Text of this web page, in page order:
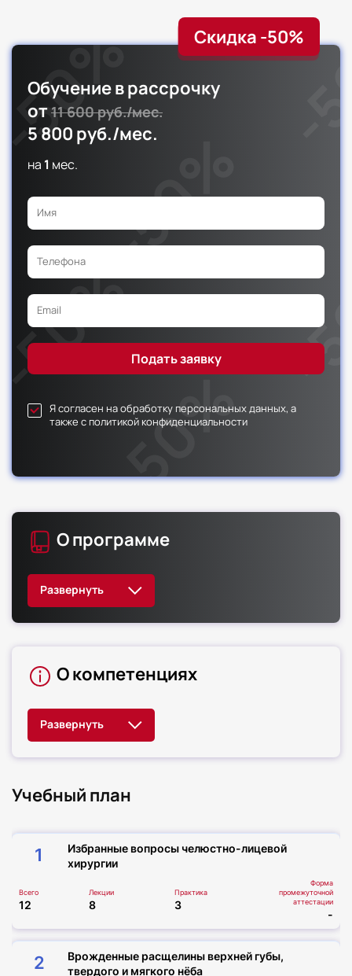
Скидка -50%
Обучение в рассрочку
от11 600 руб./мес.
5 800 руб./мес.
на 1 мес.
Я согласен на обработку персональных данных, а
также с политикой конфиденциальности
О программе
О компетенциях
Учебный план
1
Избранные вопросы челюстно-лицевой
хирургии
Всего
12
Лекции
8
Практика
3
Форма
промежуточной
аттестации
-
2
Врожденные расщелины верхней губы,
твердого и мягкого нёба